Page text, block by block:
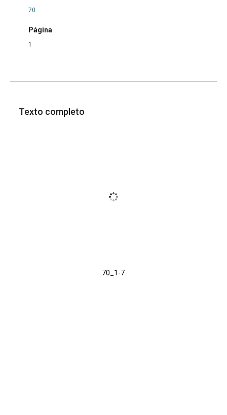
70
Página
1
Texto completo
70_1-7